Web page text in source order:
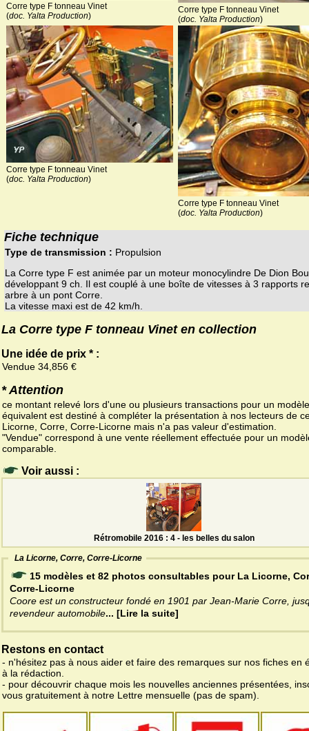
Corre type F tonneau Vinet
(doc. Yalta Production)
Corre type F tonneau Vinet
(doc. Yalta Production)
Corre type F tonneau Vinet
(doc. Yalta Production)
Corre type F tonneau Vinet
(doc. Yalta Production)
Fiche technique
Type de transmission : Propulsion
La Corre type F est animée par un moteur monocylindre De Dion
développant 9 ch. Il est couplé à une boîte de vitesses à 3 rapports
arbre à un pont Corre.
La vitesse maxi est de 42 km/h.
La Corre type F tonneau Vinet en collection
Une idée de prix * :
Vendue 34,856 €
* Attention
ce montant relevé lors d'une ou plusieurs transactions pour un modèle
équivalent est destiné à compléter la présentation à nos lecteurs de
Licorne, Corre, Corre-Licorne mais n'a pas valeur d'estimation.
"Vendue" correspond à une vente réellement effectuée pour un
comparable.
Voir aussi :
Rétromobile 2016 : 4 - les belles du salon
La Licorne, Corre, Corre-Licorne
15 modèles et 82 photos consultables pour La Licorne,
Corre-Licorne
Coore est un constructeur fondé en 1901 par Jean-Marie Corre,
revendeur automobile... [Lire la suite]
Restons en contact
- n'hésitez pas à nous aider et faire des remarques sur nos fiches en
à la rédaction.
- pour découvrir chaque mois les nouvelles anciennes présentées,
vous gratuitement à notre Lettre mensuelle (pas de spam).